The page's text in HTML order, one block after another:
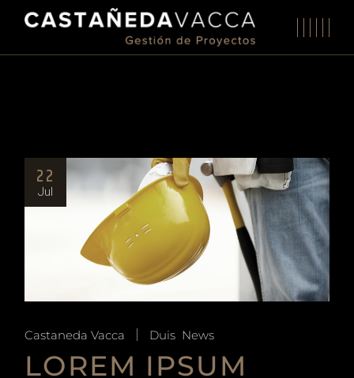
22
Jul
Castaneda Vacca Duis News
LOREM IPSUM